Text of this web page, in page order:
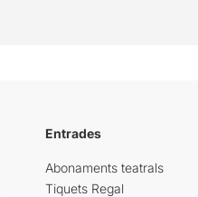
Entrades
Abonaments teatrals
Tiquets Regal